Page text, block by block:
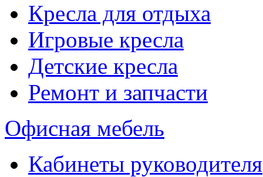
Кресла для отдыха
Игровые кресла
Детские кресла
Ремонт и запчасти
Офисная мебель
Кабинеты руководителя